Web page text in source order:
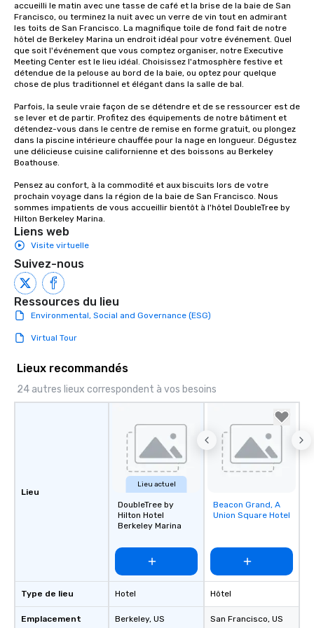
accueilli le matin avec une tasse de café et la brise de la baie de San
Francisco, ou terminez la nuit avec un verre de vin tout en admirant
les toits de San Francisco. La magnifique toile de fond fait de notre
hôtel de Berkeley Marina un endroit idéal pour votre événement. Quel
que soit l'événement que vous comptez organiser, notre Executive
Meeting Center est le lieu idéal. Choisissez l'atmosphère festive et
détendue de la pelouse au bord de la baie, ou optez pour quelque
chose de plus traditionnel et élégant dans la salle de bal.
Parfois, la seule vraie façon de se détendre et de se ressourcer est de
se lever et de partir. Profitez des équipements de notre bâtiment et
détendez-vous dans le centre de remise en forme gratuit, ou plongez
dans la piscine intérieure chauffée pour la nage en longueur. Dégustez
une délicieuse cuisine californienne et des boissons au Berkeley
Boathouse.
Pensez au confort, à la commodité et aux biscuits lors de votre
prochain voyage dans la région de la baie de San Francisco. Nous
sommes impatients de vous accueillir bientôt à l'hôtel DoubleTree by
Hilton Berkeley Marina.
Liens web
Visite virtuelle
Suivez-nous
Ressources du lieu
Environmental, Social and Governance (ESG)
Virtual Tour
Lieux recommandés
24 autres lieux correspondent à vos besoins
Lieu
Type de lieu
Emplacement
Lieu actuel
DoubleTree by
Hilton Hotel
Berkeley Marina
Hotel
Berkeley, US
Removed from
favorites
Beacon Grand, A
Union Square Hotel
Hôtel
San Francisco, US